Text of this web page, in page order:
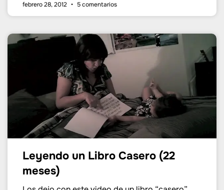
febrero 28, 2012 5 comentarios
Leyendo un Libro Casero (22
meses)